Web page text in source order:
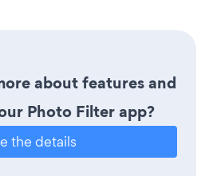
about features and
Photo Filter app?
the details